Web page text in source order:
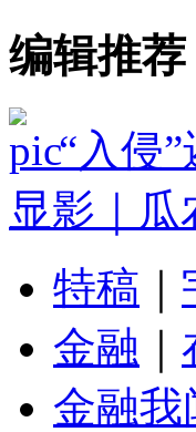
编辑推荐
“入侵
显影｜
特稿
金融
金融我